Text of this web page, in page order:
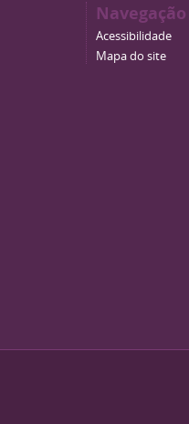
Navegação
Acessibilidade
Mapa do site